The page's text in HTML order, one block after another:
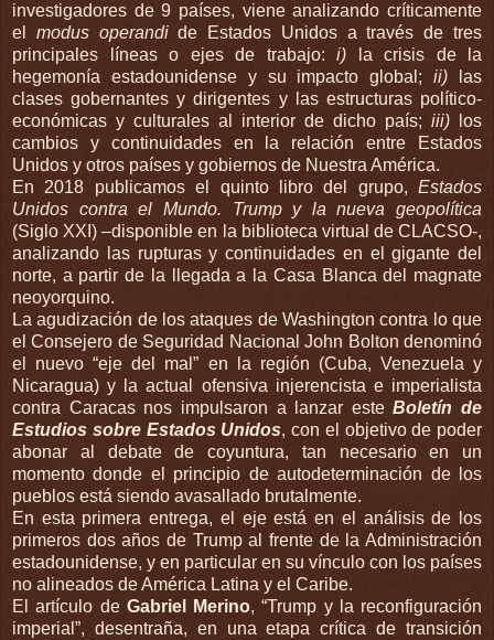
investigadores de 9 países, viene analizando críticamente
el modus operandide Estados Unidos a través de tres
principales líneas o ejes de trabajo: i)
la crisis de la
hegemonía estadounidense y su impacto global;ii) las
clases gobernantes y dirigentes y las estructuras político-
económicas y culturales al interior de dicho país; iii)
los
cambios y continuidades en la relación entre Estados
Unidos y otros países y gobiernos de Nuestra América.
En 2018 publicamos el quinto libro del grupo, Estados
Unidos contra el Mundo. Trump y la nueva geopolítica
(Siglo XXI) –disponible en la biblioteca virtual de CLACSO-,
analizando las rupturas y continuidades en el gigante del
norte, a partir de la llegada a la Casa Blanca del magnate
neoyorquino.
La agudización de los ataques de Washington contra lo que
el Consejero de Seguridad Nacional John Bolton denominó
el nuevo “eje del mal” en la región (Cuba, Venezuela y
Nicaragua) y la actual ofensiva injerencista e imperialista
contra Caracas nos impulsaron a lanzar esteBoletín de
Estudios sobre Estados Unidos, con el objetivo de poder
abonar al debate de coyuntura, tan necesario en un
momento donde el principio de autodeterminación de los
pueblos está siendo avasallado brutalmente.
En esta primera entrega, el eje está en el análisis de los
primeros dos años de Trump al frente de la Administración
estadounidense, y en particular en su vínculo con los países
no alineados de América Latina y el Caribe.
El artículo de Gabriel Merino, “Trump y la reconfiguración
imperial”, desentraña, en una etapa crítica de transición